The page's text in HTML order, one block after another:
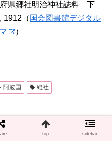
県郷社明治神社誌料 下
1912（ 国会図書館デジタル
）
阿波国
総社
top sidebar